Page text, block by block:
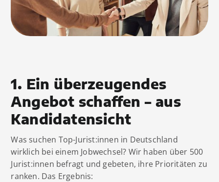
1. Ein überzeugendes
Angebot schaffen – aus
Kandidatensicht
Was suchen Top-Jurist:innen in Deutschland
wirklich bei einem Jobwechsel? Wir haben über 500
Jurist:innen befragt und gebeten, ihre Prioritäten zu
ranken. Das Ergebnis: